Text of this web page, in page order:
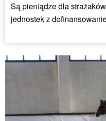
Są pieniądze dla
jednostek z